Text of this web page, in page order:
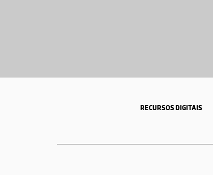
RECURSOS DIGITAIS